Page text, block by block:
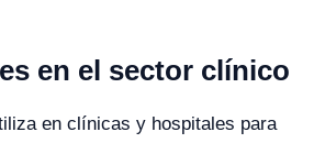
en el sector clínico
en clínicas y hospitales para